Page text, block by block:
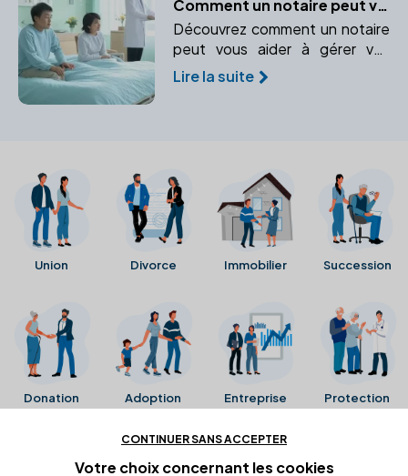
Comment un notaire peut vous aider en cas d'incapacité temporaire
Découvrez comment un notaire
peut vous aider à gérer vos
biens et vos intérêts en cas
d'incapacité temporaire.
Lire la suite
Union Divorce Immobilier Succession
Donation Adoption Entreprise Protection
Ces avis proviennent directement de la fiche Google
CONTINUER SANS ACCEPTER
Votre choix concernant les cookies